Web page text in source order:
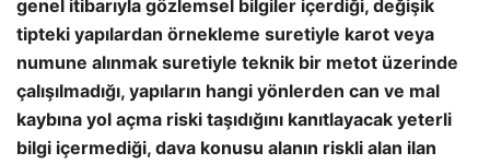
genel itibarıyla gözlemsel bilgiler içerdiği, değişik
tipteki yapılardan örnekleme suretiyle karot veya
numune alınmak suretiyle teknik bir metot üzerinde
çalışılmadığı, yapıların hangi yönlerden can ve mal
kaybına yol açma riski taşıdığını kanıtlayacak yeterli
bilgi içermediği, dava konusu alanın riskli alan ilan